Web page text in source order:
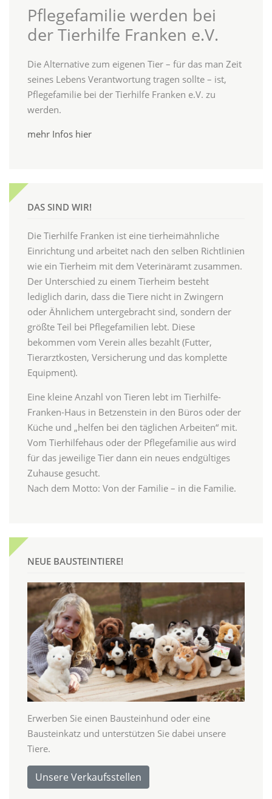
Pflegefamilie werden bei
der Tierhilfe Franken e.V.
Die Alternative zum eigenen Tier – für das man Zeit
seines Lebens Verantwortung tragen sollte – ist,
Pflegefamilie bei der Tierhilfe Franken e.V. zu
werden.
mehr Infos hier
DAS SIND WIR!
Die Tierhilfe Franken ist eine tierheimähnliche
Einrichtung und arbeitet nach den selben Richtlinien
wie ein Tierheim mit dem Veterinäramt zusammen.
Der Unterschied zu einem Tierheim besteht
lediglich darin, dass die Tiere nicht in Zwingern
oder Ähnlichem untergebracht sind, sondern der
größte Teil bei Pflegefamilien lebt. Diese
bekommen vom Verein alles bezahlt (Futter,
Tierarztkosten, Versicherung und das komplette
Equipment).
Eine kleine Anzahl von Tieren lebt im Tierhilfe-
Franken-Haus in Betzenstein in den Büros oder der
Küche und „helfen bei den täglichen Arbeiten“ mit.
Vom Tierhilfehaus oder der Pflegefamilie aus wird
für das jeweilige Tier dann ein neues endgültiges
Zuhause gesucht.
Nach dem Motto: Von der Familie – in die Familie.
NEUE BAUSTEINTIERE!
Erwerben Sie einen Bausteinhund oder eine
Bausteinkatz und unterstützen Sie dabei unsere
Tiere.
Unsere Verkaufsstellen